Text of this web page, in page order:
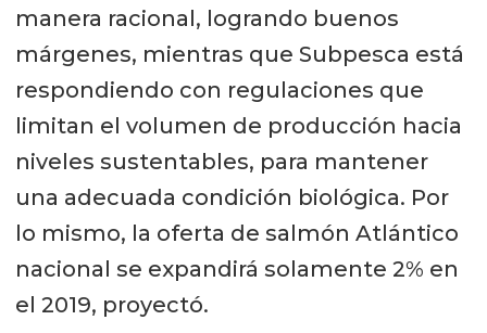
manera racional, logrando buenos
márgenes, mientras que Subpesca está
respondiendo con regulaciones que
limitan el volumen de producción hacia
niveles sustentables, para mantener
una adecuada condición biológica. Por
lo mismo, la oferta de salmón Atlántico
nacional se expandirá solamente 2% en
el 2019, proyectó.